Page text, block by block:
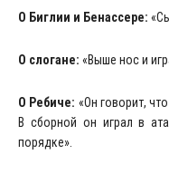
О Биглии и Бенассере:
О слогане: «Выше нос и
О Ребиче: «Он говорит,
В сборной он играл в
порядке».